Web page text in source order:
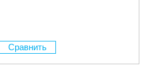
Сравнить